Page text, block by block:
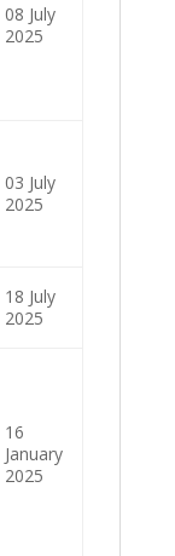
08 July
2025
03 July
2025
18 July
2025
16
January
2025